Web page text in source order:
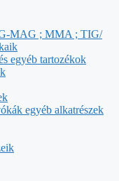
MAG ; MMA ; TIG/
egyéb tartozékok
egyéb alkatrészek